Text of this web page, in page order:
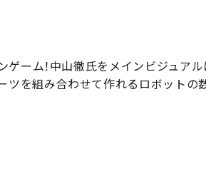
ーム！中山徹氏をメインビジュア
ツを組み合わせて作れるロボットの